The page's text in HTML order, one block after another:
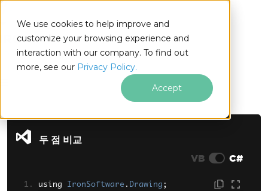
We use cookies to help improve and
customize your browsing experience and
interaction with our company. To find out
more, see our Privacy Policy.
Accept
.NET
두 점 비교
VB
C#
using IronSoftware . Drawing ;